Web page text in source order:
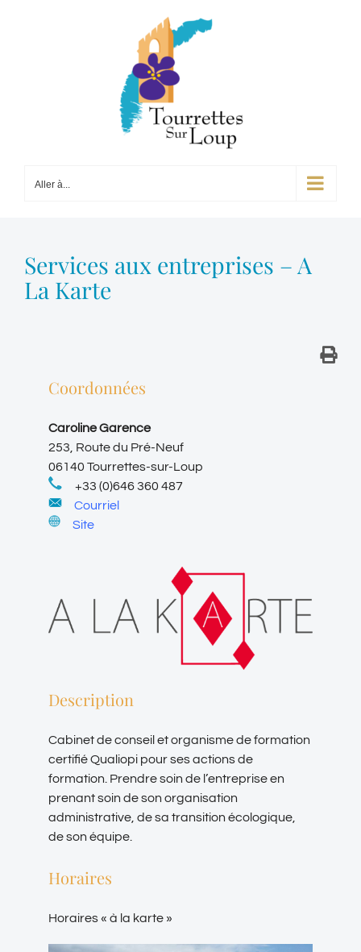
Aller à...
Services aux entreprises – A
La Karte
Coordonnées
Caroline Garence
253, Route du Pré-Neuf
06140 Tourrettes-sur-Loup
+33 (0)646 360 487
Courriel
Site
Description
Cabinet de conseil et organisme de formation
certifié Qualiopi pour ses actions de
formation. Prendre soin de l’entreprise en
prenant soin de son organisation
administrative, de sa transition écologique,
de son équipe.
Horaires
Horaires « à la karte »